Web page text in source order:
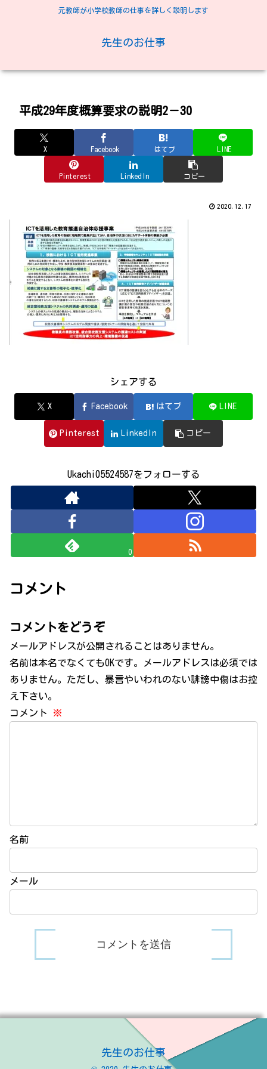
元教師が小学校教師の仕事を詳しく説明します
先生のお仕事
平成29年度概算要求の説明2－30
X Facebook はてブ LINE
Pinterest LinkedIn コピー
2020.12.17
シェアする
X Facebook はてブ LINE
Pinterest LinkedIn コピー
Ukachi05524587をフォローする
0
コメント
コメントをどうぞ
メールアドレスが公開されることはありません。
名前は本名でなくてもOKです。メールアドレスは必須では
ありません。ただし、暴言やいわれのない誹謗中傷はお控
え下さい。
コメント
※
名前
メール
先生のお仕事